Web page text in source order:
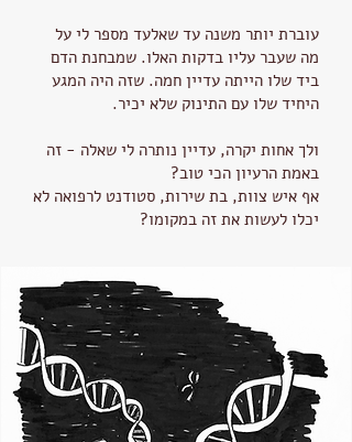
עוברת יותר משנה עד שאלעד מספר לי על
מה שעבר עליו בדקות האלו. שמבחנת הדם
ביד שלו הייתה עדיין חמה. שזה היה המגע
היחיד שלו עם התינוק שלא יכיר.
ולך אחות יקרה, עדיין נותרה לי שאלה - זה
באמת הרעיון הכי טוב?
אף איש צוות, בת שירות, סטודנט לרפואה לא
יכלו לעשות את זה במקומו?